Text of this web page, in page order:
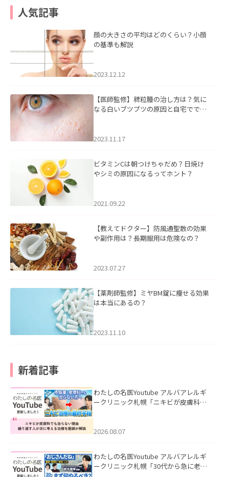
人気記事
顔の大きさの平均はどのくらい？小顔
の基準も解説
2023.12.12
【医師監修】稗粒腫の治し方は？気に
なる白いブツブツの原因と自宅ででき
2023.11.17
ビタミンCは朝つけちゃだめ？日焼け
やシミの原因になるってホント？
2021.09.22
【教えてドクター】防風通聖散の効果
や副作用は？長期服用は危険なの？
2023.07.27
【薬剤師監修】ミヤBM錠に痩せる効果
は本当にあるの？
2023.11.10
新着記事
わたしの名医Youtube アルバアレルギ
ークリニック札幌「ニキビが皮膚科で
ました。
2026.08.07
わたしの名医Youtube アルバアレルギ
ークリニック札幌「30代から急に老け